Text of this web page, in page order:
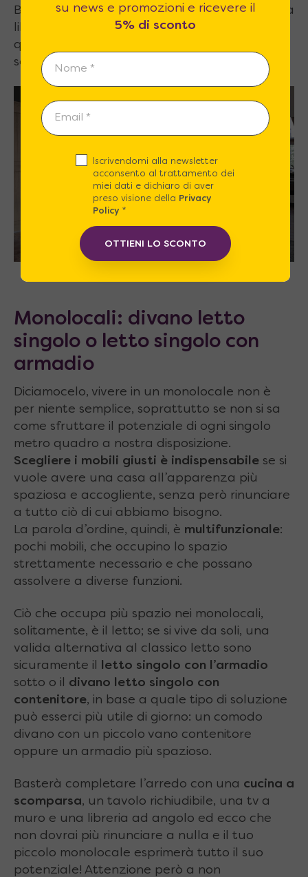
Basterà aggiungere un armadio a muro e una
libreria ad angolo, oppure un comò con sopra
qualche scaffale per completare l’arredo
senza dover rinunciare a nulla.
Monolocali: divano letto
singolo o letto singolo con
armadio
Diciamocelo, vivere in un monolocale non è
per niente semplice, soprattutto se non si sa
come sfruttare il potenziale di ogni singolo
metro quadro a nostra disposizione.
Scegliere i mobili giusti è indispensabile se si
vuole avere una casa all’apparenza più
spaziosa e accogliente, senza però rinunciare
a tutto ciò di cui abbiamo bisogno.
La parola d’ordine, quindi, è multifunzionale:
pochi mobili, che occupino lo spazio
strettamente necessario e che possano
assolvere a diverse funzioni.
Ciò che occupa più spazio nei monolocali,
solitamente, è il letto; se si vive da soli, una
valida alternativa al classico letto sono
sicuramente il
letto singolo con l’armadio
sotto o il divano letto singolo con
contenitore, in base a quale tipo di soluzione
può esserci più utile di giorno: un comodo
divano con un piccolo vano contenitore
oppure un armadio più spazioso.
Basterà completare l’arredo con una cucina a
scomparsa, un tavolo richiudibile, una tv a
muro e una libreria ad angolo ed ecco che
non dovrai più rinunciare a nulla e il tuo
piccolo monolocale esprimerà tutto il suo
potenziale! Attenzione però a non
su news e promozioni e ricevere il
5% di sconto
Iscrivendomi alla newsletter
acconsento al trattamento dei
miei dati e dichiaro di aver
preso visione della
Privacy
Policy*
OTTIENI LO SCONTO